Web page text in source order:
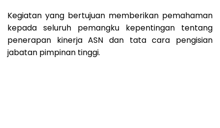
Kegiatan yang bertujuan memberikan pemahaman
kepada seluruh pemangku kepentingan tentang
penerapan kinerja ASN dan tata cara pengisian
jabatan pimpinan tinggi.